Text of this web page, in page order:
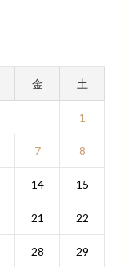
金 土
1
7 8
14 15
21 22
28 29